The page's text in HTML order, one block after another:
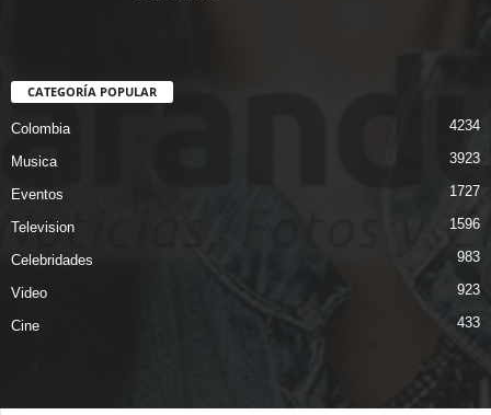
CATEGORÍA POPULAR
Colombia 4234
Musica 3923
Eventos 1727
Television 1596
Celebridades 983
Video 923
Cine 433